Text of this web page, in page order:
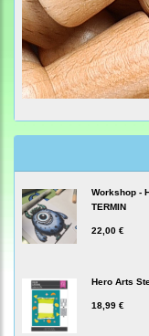
Workshop -
TERMIN
22,00 €
Hero Arts
18,99 €